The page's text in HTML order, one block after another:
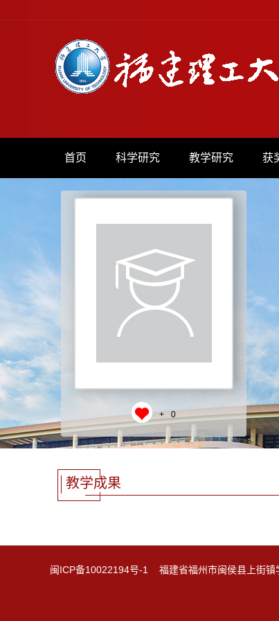
首页 科学研究 教学研究 获
+ 0
教学成果
闽ICP备10022194号-1 福建省福州市闽侯县上街镇